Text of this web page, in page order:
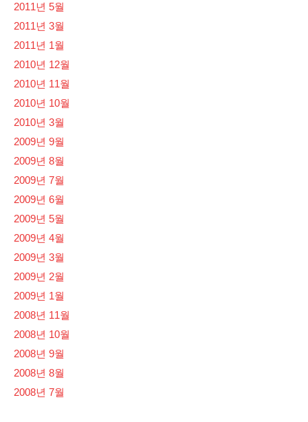
2011년 5월
2011년 3월
2011년 1월
2010년 12월
2010년 11월
2010년 10월
2010년 3월
2009년 9월
2009년 8월
2009년 7월
2009년 6월
2009년 5월
2009년 4월
2009년 3월
2009년 2월
2009년 1월
2008년 11월
2008년 10월
2008년 9월
2008년 8월
2008년 7월